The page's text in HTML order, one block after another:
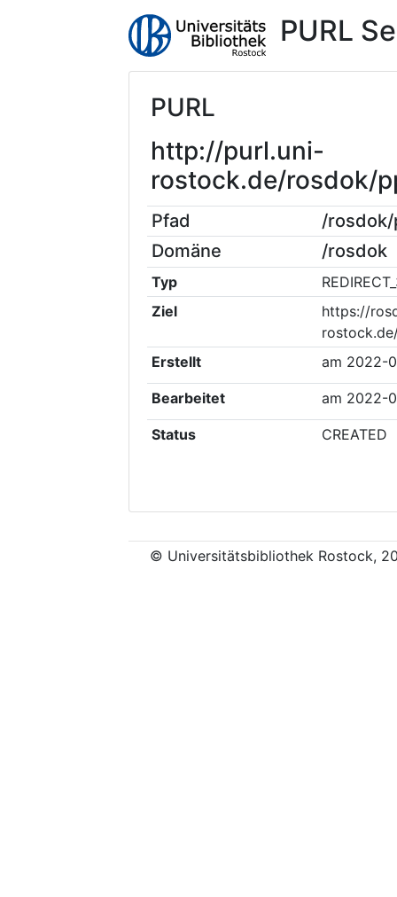
PURL
PURL
http://purl.uni-
rostock.de/rosdok/
Pfad
/rosdok/
Domäne
/rosdok
Typ
Ziel
https://
Erstellt
am 2022-
Bearbeitet am 2022-
Status CREATED
© Universitätsbibliothek Rostock,